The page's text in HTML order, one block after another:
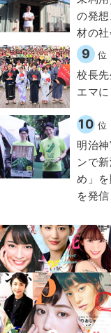
の発
材の
9 位
校長
エマ
10 位
明治
ンで
め」
を発信